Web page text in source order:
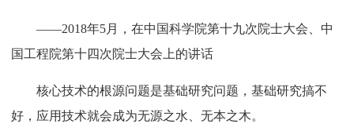
——2018年5月，在中国科学院第十九次院士大会、中
国工程院第十四次院士大会上的讲话
核心技术的根源问题是基础研究问题，基础研究搞不
好，应用技术就会成为无源之水、无本之木。